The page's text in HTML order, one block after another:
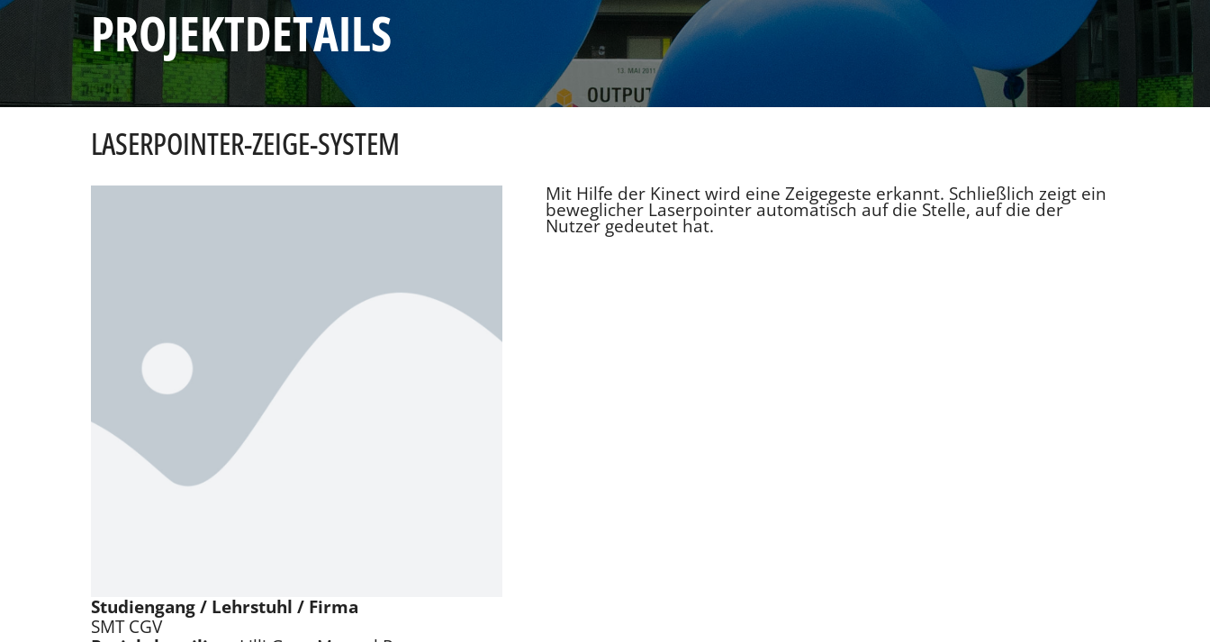
PROJEKTDETAILS
LASERPOINTER-ZEIGE-SYSTEM
Studiengang / Lehrstuhl / Firma
SMT CGV
Mit Hilfe der Kinect wird eine Zeigegeste erkannt. Schließlich zeigt ein
beweglicher Laserpointer automatisch auf die Stelle, auf die der
Nutzer gedeutet hat.